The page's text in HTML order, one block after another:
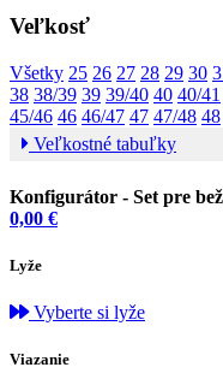
Veľkosť
Všetky 25 26 27 28 29 30
38 38/39 39 39/40 40 40/41
45/46 46 46/47 47 47/48 48
Veľkostné tabuľky
Konfigurátor - Set pre
0,00 €
Lyže
Vyberte si lyže
Viazanie